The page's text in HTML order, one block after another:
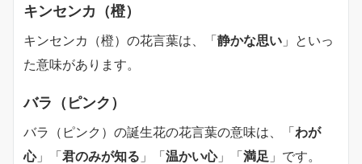
キンセンカ（橙）
キンセンカ（橙）の花言葉は、「 静かな思い 」といっ
た意味があります。
バラ（ピンク）
バラ（ピンク）の誕生花の花言葉の意味は、「 わが
心」「 君のみが知る 」「 温かい心」「 満足 」です。